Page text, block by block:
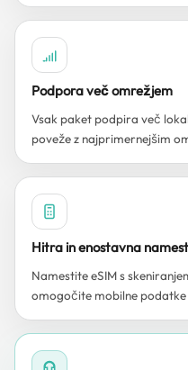
Podpora več omrežjem
Vsak paket podpira več
poveže z najprimernejšim
Hitra in enostavna
Namestite eSIM s
omogočite mobilne